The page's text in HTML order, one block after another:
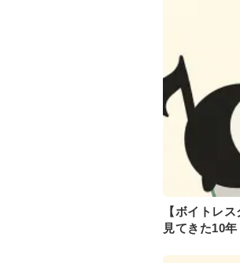
【ボイトレ
見てきた10年